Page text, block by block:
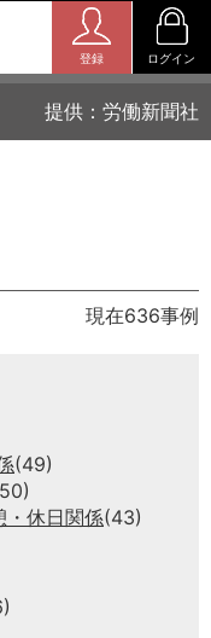
登録 ログイン
提供：労働新聞社
現在636事例
(49)
・休日関係(43)